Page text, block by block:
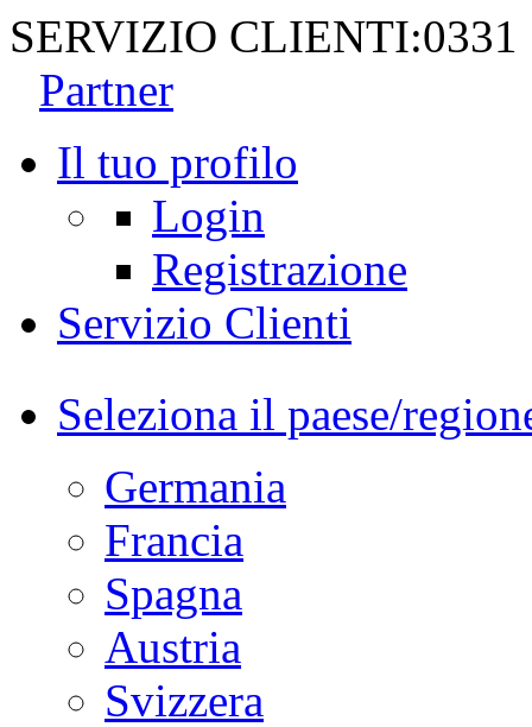
SERVIZIO CLIENTI:0331
Partner
Il tuo profilo
Login
Registrazione
Servizio Clienti
Seleziona il paese/
Germania
Francia
Spagna
Austria
Svizzera